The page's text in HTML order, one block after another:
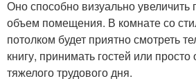
Оно способно визуально увеличить
объем помещения. В комнате со
потолком будет приятно смотреть
книгу, принимать гостей или
тяжелого трудового дня.